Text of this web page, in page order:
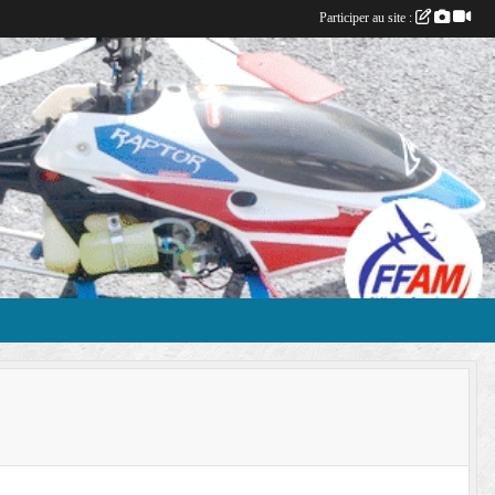
Participer au site :